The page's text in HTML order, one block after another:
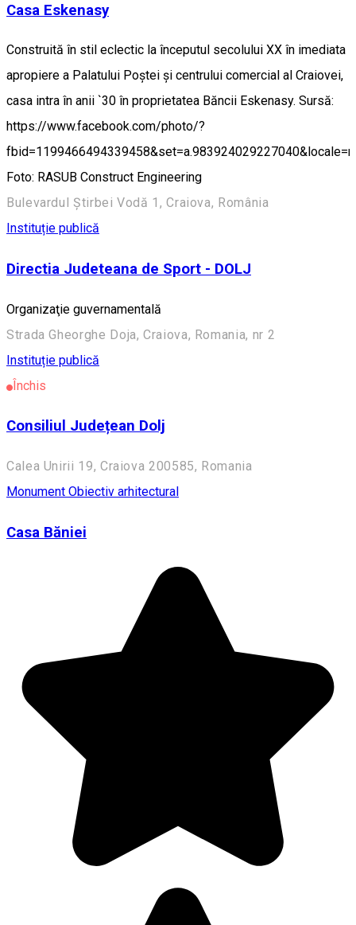
Casa Eskenasy
Construită în stil eclectic la începutul secolului XX în imediata
apropiere a Palatului Poștei și centrului comercial al Craiovei,
casa intra în anii `30 în proprietatea Băncii Eskenasy. Sursă:
https://www.facebook.com/photo/?
Foto: RASUB Construct Engineering
Bulevardul Știrbei Vodă 1, Craiova, România
Instituție publică
Directia Judeteana de Sport - DOLJ
Organizaţie guvernamentală
Strada Gheorghe Doja, Craiova, Romania, nr 2
Instituție publică
Închis
Consiliul Județean Dolj
Calea Unirii 19, Craiova 200585, Romania
Monument Obiectiv arhitectural
Casa Băniei